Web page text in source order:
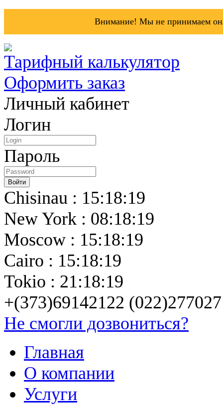
Внимание! Мы не принимаем
Тарифный калькулятор
Оформить заказ
Личный кабинет
Логин
Пароль
Chisinau : 15:18:19
New York : 08:18:19
Moscow : 15:18:19
Cairo : 15:18:19
Tokio : 21:18:19
+(373)69142122 (022)277027
Не смогли дозвониться?
Главная
О компании
Услуги